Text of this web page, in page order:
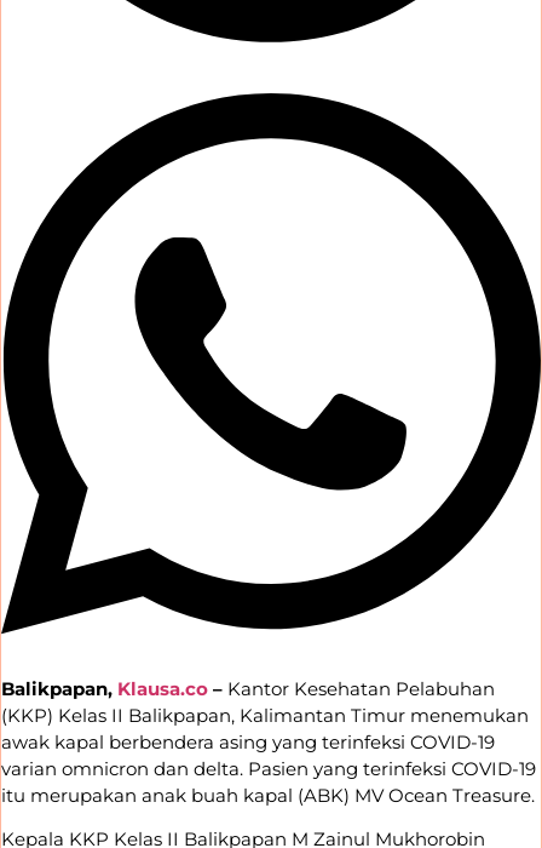
Balikpapan, Klausa.co – Kantor Kesehatan Pelabuhan
(KKP) Kelas II Balikpapan, Kalimantan Timur menemukan
awak kapal berbendera asing yang terinfeksi COVID-19
varian omnicron dan delta. Pasien yang terinfeksi COVID-19
itu merupakan anak buah kapal (ABK) MV Ocean Treasure.
Kepala KKP Kelas II Balikpapan M Zainul Mukhorobin